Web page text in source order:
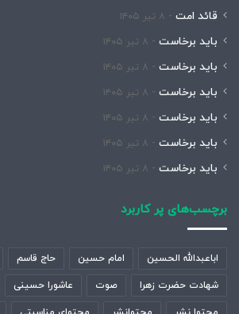
قائد امت ۸ تیر ۱۴۰۵
باید برخاست ۸ تیر ۱۴۰۵
باید برخاست ۸ تیر ۱۴۰۵
باید برخاست ۸ تیر ۱۴۰۵
باید برخاست ۸ تیر ۱۴۰۵
باید برخاست ۸ تیر ۱۴۰۵
باید برخاست ۸ تیر ۱۴۰۵
برچسب‌های پر کاربرد
اباعبدالله الحسین امام حسین حاج قاسم
شهادت حضرت زهرا صوت عاشورا حسینی